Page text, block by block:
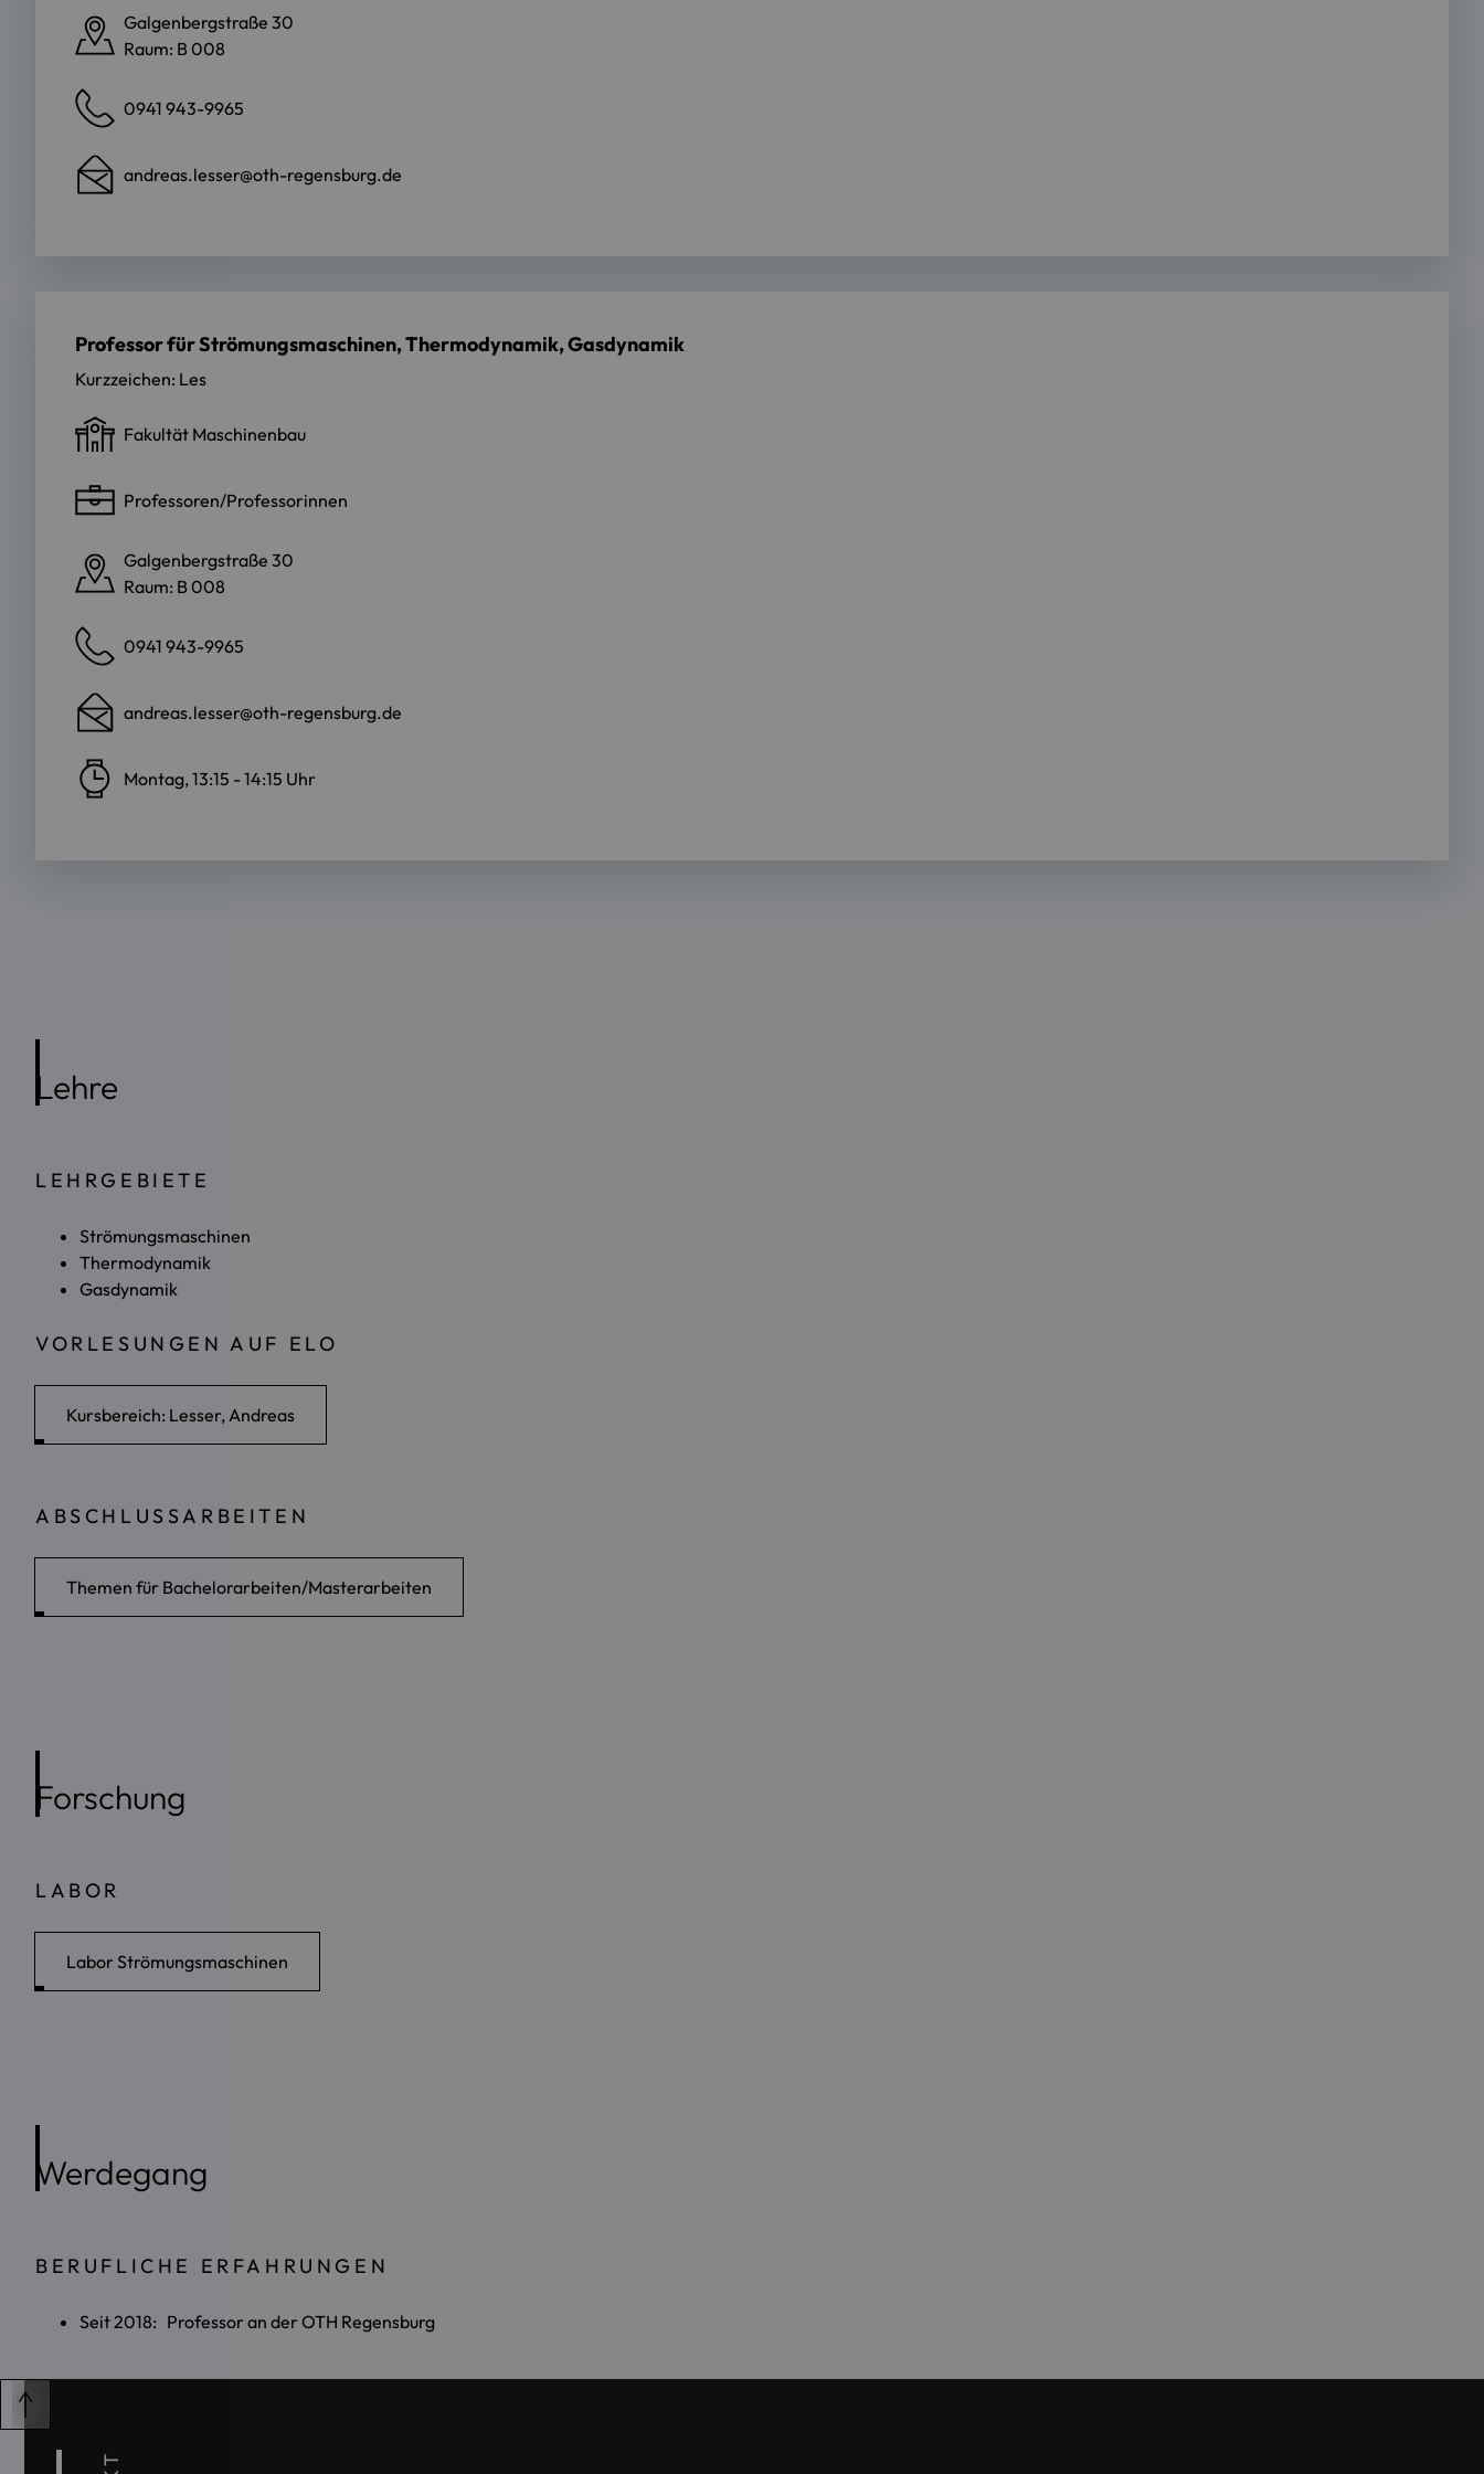
Galgenbergstraße 30
Raum: B 008
0941 943-9965
andreas.lesser@oth-regensburg.de
Professor für Strömungsmaschinen, Thermodynamik, Gasdynamik
Kurzzeichen: Les
Fakultät Maschinenbau
Professoren/Professorinnen
Galgenbergstraße 30
Raum: B 008
0941 943-9965
andreas.lesser@oth-regensburg.de
Montag, 13:15 - 14:15 Uhr
Lehre
LEHRGEBIETE
Strömungsmaschinen
Thermodynamik
Gasdynamik
VORLESUNGEN AUF ELO
Kursbereich: Lesser, Andreas
ABSCHLUSSARBEITEN
Themen für Bachelorarbeiten/Masterarbeiten
Forschung
LABOR
Labor Strömungsmaschinen
Werdegang
BERUFLICHE ERFAHRUNGEN
Seit 2018: Professor an der OTH Regensburg